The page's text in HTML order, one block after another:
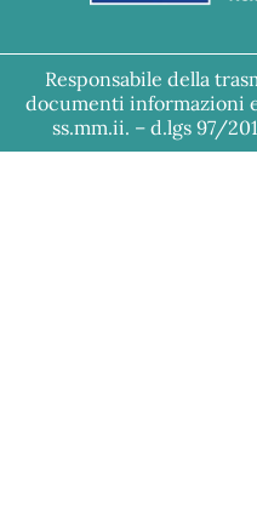
Responsabile della
documenti informazioni
ss.mm.ii. – d.lgs 97/